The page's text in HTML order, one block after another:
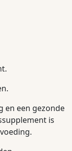
en een gezonde
is